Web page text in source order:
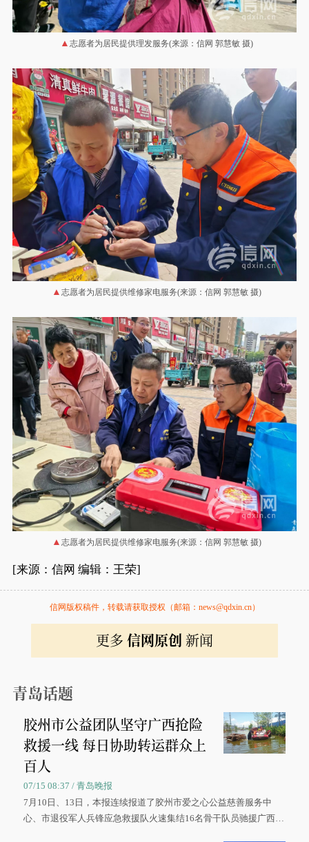
志愿者为居民提供理发服务(来源：信网 郭慧敏 摄)
志愿者为居民提供维修家电服务(来源：信网 郭慧敏 摄)
志愿者为居民提供维修家电服务(来源：信网 郭慧敏 摄)
[来源：信网 编辑：王荣]
信网版权稿件，转载请获取授权（邮箱：news@qdxin.cn）
更多 信网原创 新闻
青岛话题
胶州市公益团队坚守广西抢险
救援一线 每日协助转运群众上
百人
07/15 08:37 / 青岛晚报
7月10日、13日，本报连续报道了胶州市爱之心公益慈善服务中
心、市退役军人兵锋应急救援队火速集结16名骨干队员驰援广西灾